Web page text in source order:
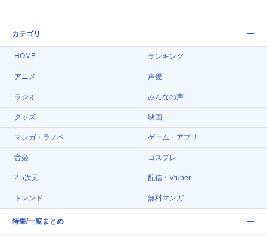
カテゴリ
HOME ランキング
アニメ 声優
ラジオ みんなの声
グッズ 映画
マンガ・ラノベ ゲーム・アプリ
音楽 コスプレ
2.5次元 配信・Vtuber
トレンド 無料マンガ
特集/一覧まとめ